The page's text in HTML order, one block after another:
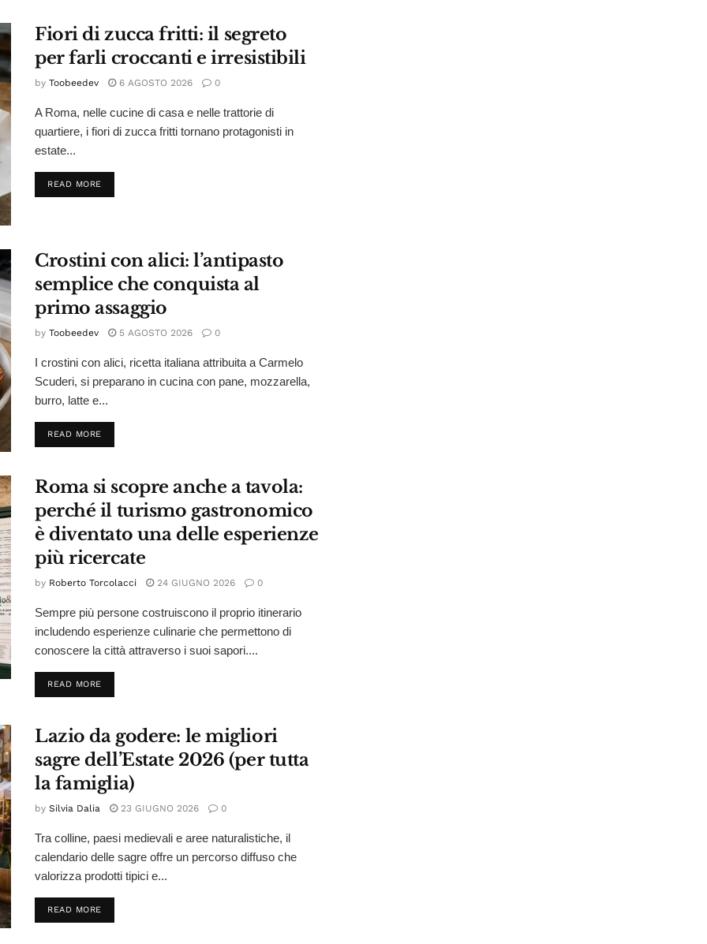
Fiori di zucca fritti: il segreto
per farli croccanti e irresistibili
by Toobeedev 6 AGOSTO 2026 0
A Roma, nelle cucine di casa e nelle trattorie di
quartiere, i fiori di zucca fritti tornano protagonisti in
estate...
READ MOREDETAILS
Crostini con alici: l’antipasto
semplice che conquista al
primo assaggio
by Toobeedev 5 AGOSTO 2026 0
I crostini con alici, ricetta italiana attribuita a Carmelo
Scuderi, si preparano in cucina con pane, mozzarella,
burro, latte e...
READ MOREDETAILS
Roma si scopre anche a tavola:
perché il turismo gastronomico
è diventato una delle esperienze
più ricercate
by Roberto Torcolacci 24 GIUGNO 2026 0
Sempre più persone costruiscono il proprio itinerario
includendo esperienze culinarie che permettono di
conoscere la città attraverso i suoi sapori....
READ MOREDETAILS
Lazio da godere: le migliori
sagre dell’Estate 2026 (per tutta
la famiglia)
by Silvia Dalia 23 GIUGNO 2026 0
Tra colline, paesi medievali e aree naturalistiche, il
calendario delle sagre offre un percorso diffuso che
valorizza prodotti tipici e...
READ MOREDETAILS